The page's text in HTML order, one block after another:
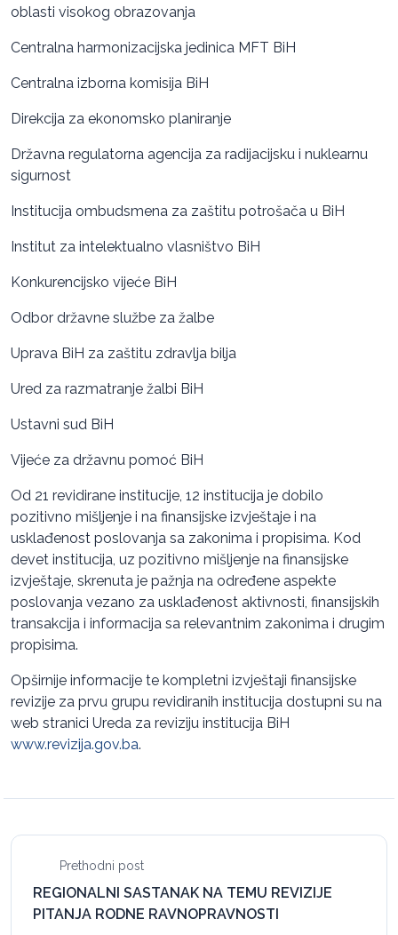
oblasti visokog obrazovanja
Centralna harmonizacijska jedinica MFT BiH
Centralna izborna komisija BiH
Direkcija za ekonomsko planiranje
Državna regulatorna agencija za radijacijsku i nuklearnu
sigurnost
Institucija ombudsmena za zaštitu potrošača u BiH
Institut za intelektualno vlasništvo BiH
Konkurencijsko vijeće BiH
Odbor državne službe za žalbe
Uprava BiH za zaštitu zdravlja bilja
Ured za razmatranje žalbi BiH
Ustavni sud BiH
Vijeće za državnu pomoć BiH
Od 21 revidirane institucije, 12 institucija je dobilo
pozitivno mišljenje i na finansijske izvještaje i na
usklađenost poslovanja sa zakonima i propisima. Kod
devet institucija, uz pozitivno mišljenje na finansijske
izvještaje, skrenuta je pažnja na određene aspekte
poslovanja vezano za usklađenost aktivnosti, finansijskih
transakcija i informacija sa relevantnim zakonima i drugim
propisima.
Opširnije informacije te kompletni izvještaji finansijske
revizije za prvu grupu revidiranih institucija dostupni su na
web stranici Ureda za reviziju institucija BiH
www.revizija.gov.ba.
Prethodni post
REGIONALNI SASTANAK NA TEMU REVIZIJE
PITANJA RODNE RAVNOPRAVNOSTI